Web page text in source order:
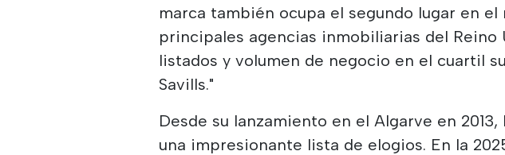
marca también ocupa el segundo lugar en el
principales agencias inmobiliarias del Reino
listados y volumen de negocio en el cuartil
Savills."
Desde su lanzamiento en el Algarve en
una impresionante lista de elogios. En la